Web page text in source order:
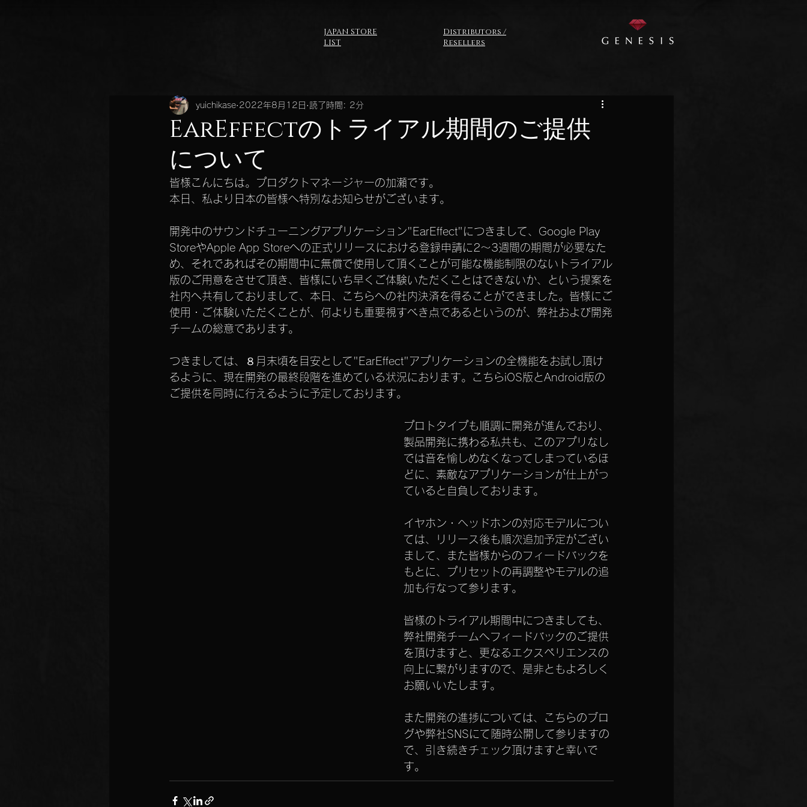
JAPAN STORE
LIST
Distributors /
Resellers
EarEffectのトライアル期間のご提供
について
yuichikase 2022年8月12日 読了時間: 2分
皆様こんにちは。プロダクトマネージャーの加瀬です。
本日、私より日本の皆様へ特別なお知らせがございます。
開発中のサウンドチューニングアプリケーション"EarEffect"につきまして、Google Play
StoreやApple App Storeへの正式リリースにおける登録申請に2〜3週間の期間が必要なた
め、それであればその期間中に無償で使用して頂くことが可能な機能制限のないトライアル
版のご用意をさせて頂き、皆様にいち早くご体験いただくことはできないか、という提案を
社内へ共有しておりまして、本日、こちらへの社内決済を得ることができました。皆様にご
使用・ご体験いただくことが、何よりも重要視すべき点であるというのが、弊社および開発
チームの総意であります。
つきましては、８月末頃を目安として"EarEffect"アプリケーションの全機能をお試し頂け
るように、現在開発の最終段階を進めている状況におります。こちらiOS版とAndroid版の
ご提供を同時に行えるように予定しております。
プロトタイプも順調に開発が進んでおり、
製品開発に携わる私共も、このアプリなし
では音を愉しめなくなってしまっているほ
どに、素敵なアプリケーションが仕上がっ
ていると自負しております。
イヤホン・ヘッドホンの対応モデルについ
ては、リリース後も順次追加予定がござい
まして、また皆様からのフィードバックを
もとに、プリセットの再調整やモデルの追
加も行なって参ります。
皆様のトライアル期間中につきましても、
弊社開発チームへフィードバックのご提供
を頂けますと、更なるエクスペリエンスの
向上に繋がりますので、是非ともよろしく
お願いいたします。
また開発の進捗については、こちらのブロ
グや弊社SNSにて随時公開して参りますの
で、引き続きチェック頂けますと幸いで
す。